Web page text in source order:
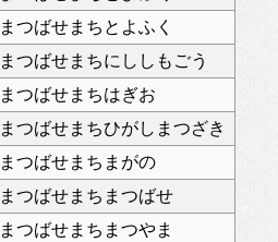
まつばせまちとよふく
まつばせまちにししもごう
まつばせまちはぎお
まつばせまちひがしまつざき
まつばせまちまがの
まつばせまちまつばせ
まつばせまちまつやま